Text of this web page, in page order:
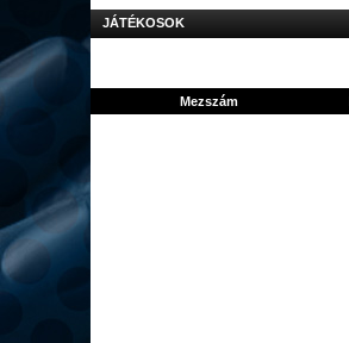
JÁTÉKOSOK
Mezszám